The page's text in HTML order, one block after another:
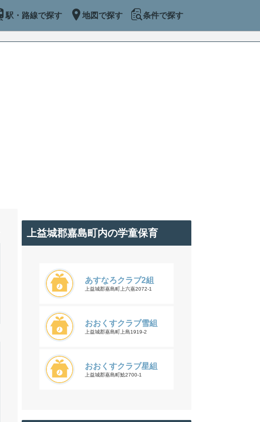
駅・路線で探す 地図で探す 条件で探す
上益城郡嘉島町内の学童保育
あすなろクラブ2組
上益城郡嘉島町上六嘉2072-1
おおくすクラブ雪組
上益城郡嘉島町上島1919-2
おおくすクラブ星組
上益城郡嘉島町鯰2700-1